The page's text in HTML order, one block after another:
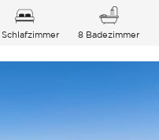
Schlafzimmer 8 Badezimmer